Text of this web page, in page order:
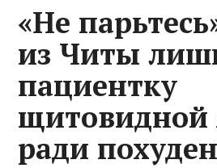
«Не
из Читы
пациентку
щитовидной
ради